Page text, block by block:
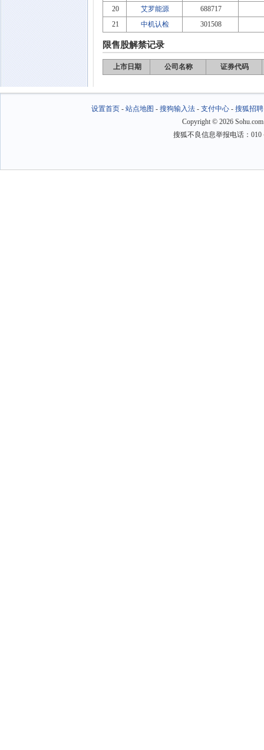
20
艾罗能源
688717
21
中机认检 301508
限售股解禁记录
上市日期 公司名称 证券代码
设置首页- 站点地图 - 搜狗输入法- 支付中心- 搜狐招聘
Copyright © 2026
搜狐不良信息举报电话：010